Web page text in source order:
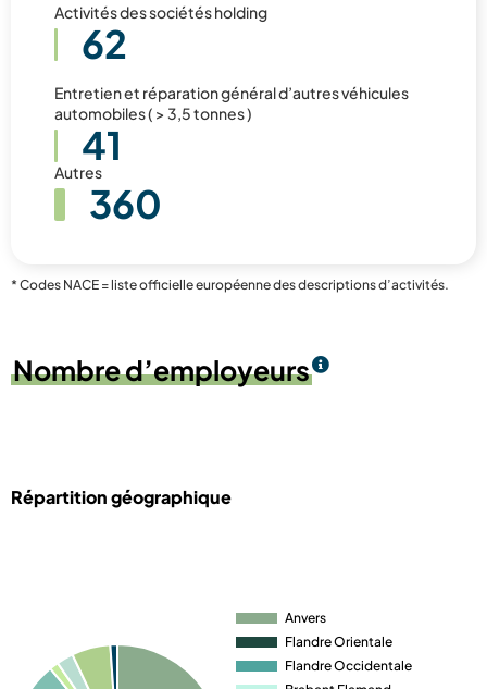
Activités des sociétés holding
62
Entretien et réparation général d’autres véhicules
automobiles ( > 3,5 tonnes )
41
Autres
360
* Codes NACE = liste officielle européenne des descriptions d’activités.
Nombre d’employeurs
Répartition géographique